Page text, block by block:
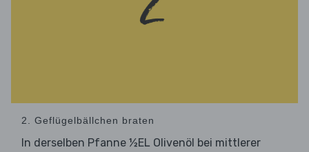
2. Geflügelbällchen braten
In derselben Pfanne ½EL Olivenöl bei mittlerer